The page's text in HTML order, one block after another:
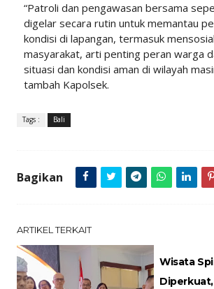
“Patroli dan pengawasan bersama
digelar secara rutin untuk memantau
kondisi di lapangan, termasuk
masyarakat, arti penting peran warga
situasi dan kondisi aman di wilayah
tambah Kapolsek.
Tags : Bali
Bagikan
ARTIKEL TERKAIT
Wisata